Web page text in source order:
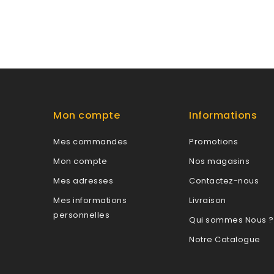
Mon compte
Mes commandes
Mon compte
Mes adresses
Mes informations
personnelles
Informations
Promotions
Nos magasins
Contactez-nous
Livraison
Qui sommes Nous ?
Notre Catalogue